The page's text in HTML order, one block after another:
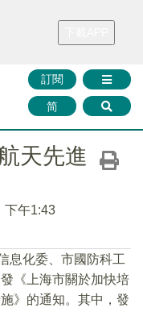
財華證券 媒體矩陣
訂閱
简
天先進
下午1:43
息化委、市國防科工
《上海市關於加快培
》的通知。其中，發